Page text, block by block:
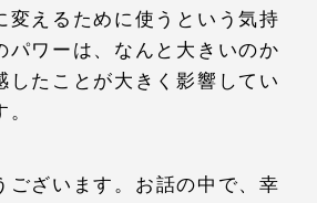
変えるために使うという気持
パワーは、なんと大きいのか
したことが大きく影響してい
ざいます。お話の中で、幸